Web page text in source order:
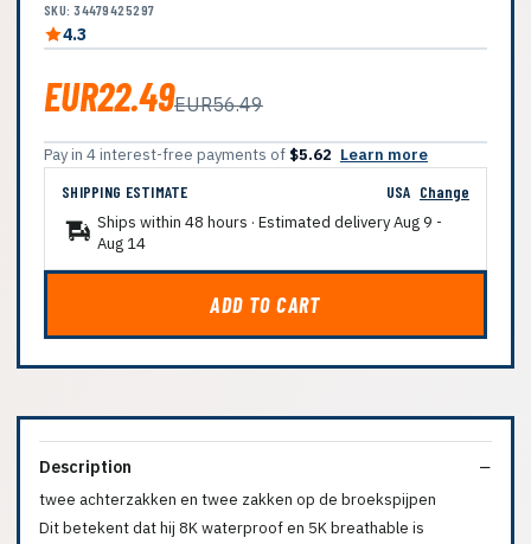
SKU: 34479425297
4.3
EUR22.49EUR56.49
Pay in 4 interest-free payments of $5.62 Learn more
SHIPPING ESTIMATE
USA Change
Ships within 48 hours · Estimated deliveryAug 9 -
Aug 14
ADD TO CART
Description
twee achterzakken en twee zakken op de broekspijpen
Dit betekent dat hij 8K waterproof en 5K breathable is